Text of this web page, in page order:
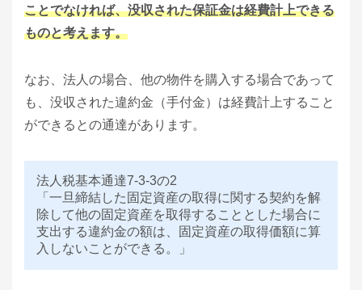
ことでなければ、没収された保証金は経費計上できる
ものと考えます。
なお、法人の場合、他の物件を購入する場合であって
も、没収された違約金（手付金）は経費計上すること
ができるとの通達があります。
法人税基本通達7-3-3の2
「一旦締結した固定資産の取得に関する契約を解
除して他の固定資産を取得することとした場合に
支出する違約金の額は、固定資産の取得価額に算
入しないことができる。」